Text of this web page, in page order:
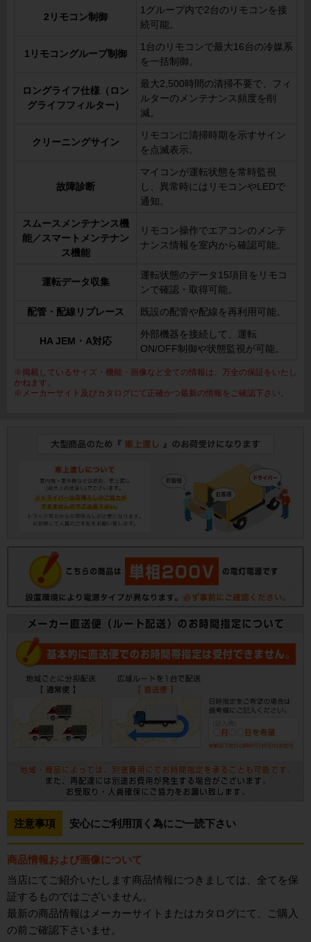
2リモコン制御
1グループ内で2台のリモコンを接
続可能。
1リモコングループ制御
1台のリモコンで最大16台の冷媒系
を一括制御。
ロングライフ仕様（ロン
グライフフィルター）
最大2,500時間の清掃不要で、フィ
ルターのメンテナンス頻度を削
減。
クリーニングサイン
リモコンに清掃時期を示すサイン
を点滅表示。
故障診断
マイコンが運転状態を常時監視
し、異常時にはリモコンやLEDで
通知。
スムースメンテナンス機
能／スマートメンテナン
ス機能
リモコン操作でエアコンのメンテ
ナンス情報を室内から確認可能。
運転データ収集
運転状態のデータ15項目をリモコ
ンで確認・取得可能。
配管・配線リプレース 既設の配管や配線を再利用可能。
HA JEM・A対応
外部機器を接続して、運転
ON/OFF制御や状態監視が可能。
※掲載しているサイズ・機能・画像など全ての情報は、万全の保証をいたし
かねます。
※メーカーサイト及びカタログにて正確かつ最新の情報をご確認下さい。
注意事項 安心にご利用頂く為にご一読下さい
商品情報および画像について
当店にてご紹介いたします商品情報につきましては、全てを保
証するものではございません。
最新の商品情報はメーカーサイトまたはカタログにて、ご購入
の前ご確認下さいませ。